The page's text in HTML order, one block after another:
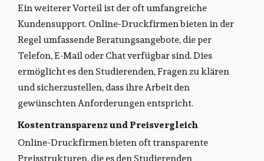
Ein weiterer Vorteil ist der oft umfangreiche
Kundensupport. Online-Druckfirmen bieten in der
Regel umfassende Beratungsangebote, die per
Telefon, E-Mail oder Chat verfügbar sind. Dies
ermöglicht es den Studierenden, Fragen zu klären
und sicherzustellen, dass ihre Arbeit den
gewünschten Anforderungen entspricht.
Kostentransparenz und Preisvergleich
Online-Druckfirmen bieten oft transparente